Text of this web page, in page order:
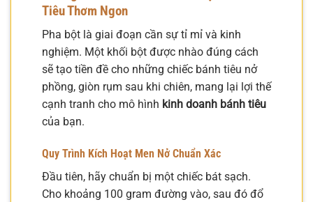
Tiêu Thơm Ngon
Pha bột là giai đoạn cần sự tỉ mỉ và kinh
nghiệm. Một khối bột được nhào đúng cách
sẽ tạo tiền đề cho những chiếc bánh tiêu nở
phồng, giòn rụm sau khi chiên, mang lại lợi thế
cạnh tranh cho mô hình kinh doanh bánh tiêu
của bạn.
Quy Trình Kích Hoạt Men Nở Chuẩn Xác
Đầu tiên, hãy chuẩn bị một chiếc bát sạch.
Cho khoảng 100 gram đường vào, sau đó đổ